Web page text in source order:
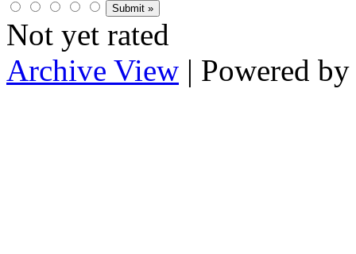
Not yet rated
Archive View | Powered